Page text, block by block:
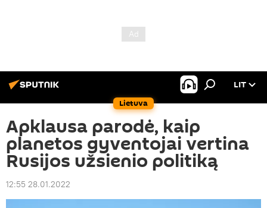
Lietuva
LIT
Apklausa parodė, kaip
planetos gyventojai vertina
Rusijos užsienio politiką
12:55 28.01.2022